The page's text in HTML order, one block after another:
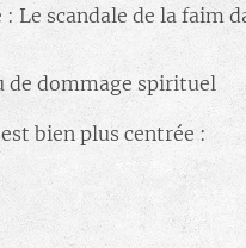
scandale de la faim
de dommage spirituel
bien plus centrée :